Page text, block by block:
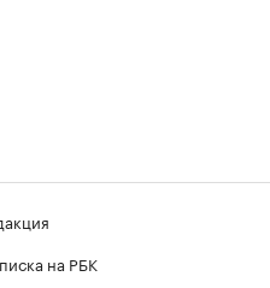
на РБК